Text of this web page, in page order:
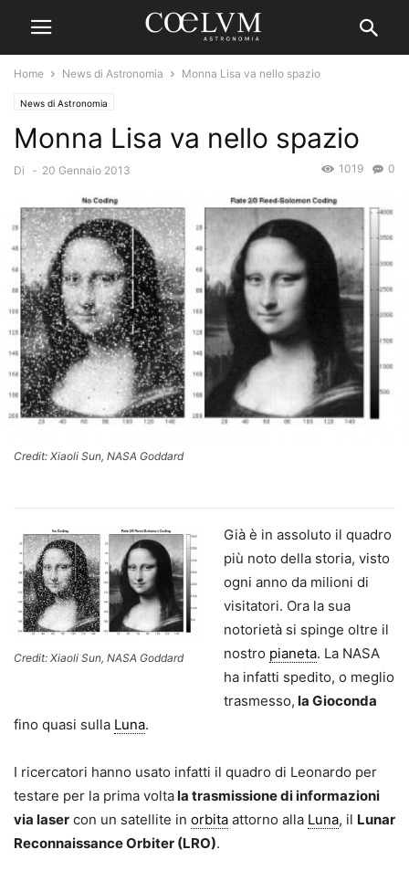
Home News di Astronomia Monna Lisa va nello spazio
News di Astronomia
Monna Lisa va nello spazio
Di - 20 Gennaio 2013 0
1019
Credit: Xiaoli Sun, NASA Goddard
Credit: Xiaoli Sun, NASA Goddard
Già è in assoluto il quadro
più noto della storia, visto
ogni anno da milioni di
visitatori. Ora la sua
notorietà si spinge oltre il
nostro pianeta. La NASA
ha infatti spedito, o meglio
trasmesso, la Gioconda
fino quasi sulla Luna.
I ricercatori hanno usato infatti il quadro di Leonardo per
testare per la prima voltala trasmissione di informazioni
via laser con un satellite in orbita attorno alla Luna, il Lunar
Reconnaissance Orbiter (LRO).